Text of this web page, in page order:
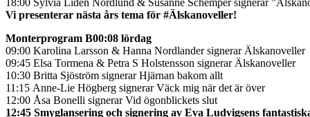
18:00 Sylvia Lidén Nordlund & Susanne Schemper signerar
Vi presenterar nästa års tema för #Älskanoveller!
Monterprogram B00:08 lördag
09:00 Karolina Larsson & Hanna Nordlander signerar Älskanoveller
09:45 Elsa Tormena & Petra S Holstensson signerar Älskanoveller
10:30 Britta Sjöström signerar Hjärnan bakom allt
11:15 Anne-Lie Högberg signerar Väck mig när det är över
12:00 Åsa Bonelli signerar Vid ögonblickets slut
12:45 Smyglansering och signering av Eva Ludvigsens